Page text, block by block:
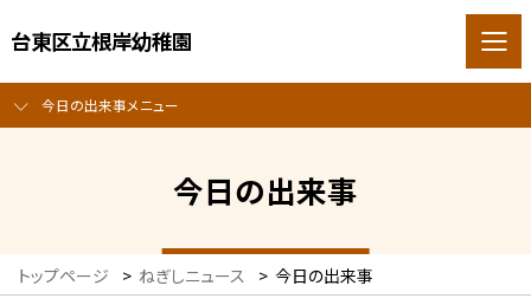
台東区立根岸幼稚園
今日の出来事メニュー
今日の出来事
トップページ > ねぎしニュース > 今日の出来事